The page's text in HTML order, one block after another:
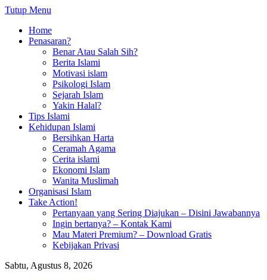
Tutup Menu
Home
Penasaran?
Benar Atau Salah Sih?
Berita Islami
Motivasi islam
Psikologi Islam
Sejarah Islam
Yakin Halal?
Tips Islami
Kehidupan Islami
Bersihkan Harta
Ceramah Agama
Cerita islami
Ekonomi Islam
Wanita Muslimah
Organisasi Islam
Take Action!
Pertanyaan yang Sering Diajukan – Disini Jawabannya
Ingin bertanya? – Kontak Kami
Mau Materi Premium? – Download Gratis
Kebijakan Privasi
Sabtu, Agustus 8, 2026